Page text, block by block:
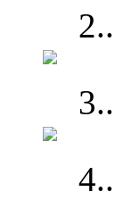
2..
3..
4..